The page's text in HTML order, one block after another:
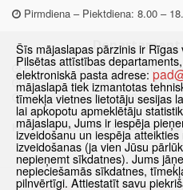
Pirmdiena – Piektdiena: 8.00 –
Pirmdiena, Ceturtdiena: 8.30 –
Otrdiena, Trešdiena: 8.30 – 17.00
Piektdiena: 8.30 – 15.00
Klātienes konsultācijas
Šīs mājaslapas pārzinis ir
Pilsētas attīstības
elektroniskā pasta adrese:
mājaslapā tiek izmantotas
tīmekļa vietnes lietotāju sesijas
lai apkopotu apmeklētāju
mājaslapu, Jums ir iespēja
izveidošanu un iespēja
izveidošanas (ja vien Jūsu
nepieņemt sīkdatnes). Jums
nepieciešamās sīkdatnes,
pilnvērtīgi. Attiestatīt savu